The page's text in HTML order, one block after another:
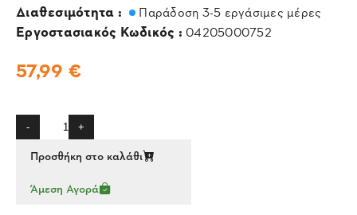
Διαθεσιμότητα : Παράδοση 3-5 εργάσιμες μέρες
Εργοστασιακός Κωδικός : 04205000752
57,99 €
- +
Προσθήκη στο καλάθι
Άμεση Αγορά